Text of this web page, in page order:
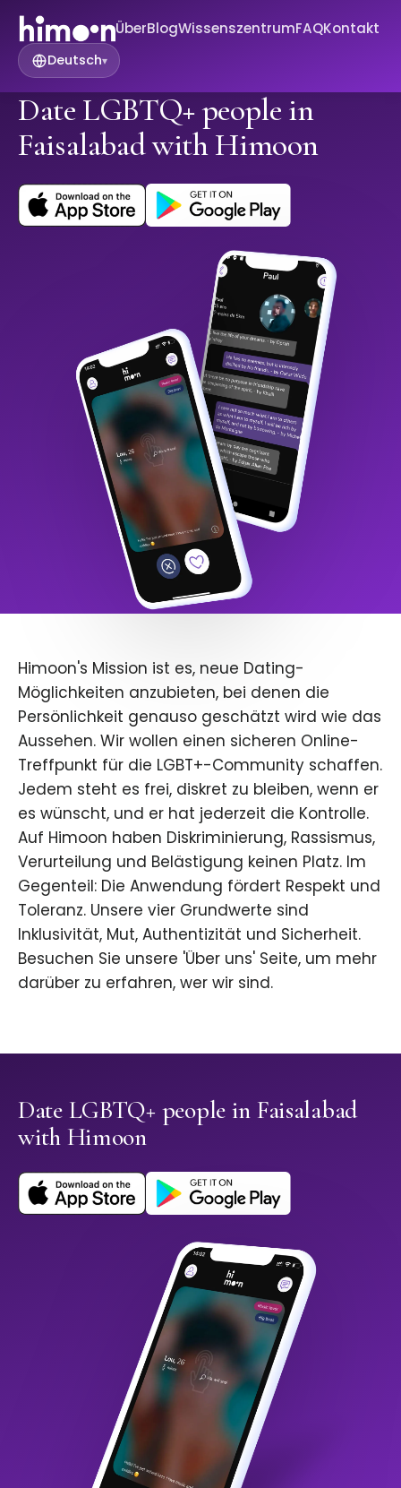
ÜberBlogWissenszentrumFAQKontakt
Deutsch▾
Date LGBTQ+ people in
Faisalabad with Himoon
Himoon's Mission ist es, neue Dating-
Möglichkeiten anzubieten, bei denen die
Persönlichkeit genauso geschätzt wird wie das
Aussehen. Wir wollen einen sicheren Online-
Treffpunkt für die LGBT+-Community schaffen.
Jedem steht es frei, diskret zu bleiben, wenn er
es wünscht, und er hat jederzeit die Kontrolle.
Auf Himoon haben Diskriminierung, Rassismus,
Verurteilung und Belästigung keinen Platz. Im
Gegenteil: Die Anwendung fördert Respekt und
Toleranz. Unsere vier Grundwerte sind
Inklusivität, Mut, Authentizität und Sicherheit.
Besuchen Sie unsere 'Über uns' Seite, um mehr
darüber zu erfahren, wer wir sind.
Date LGBTQ+ people in Faisalabad
with Himoon